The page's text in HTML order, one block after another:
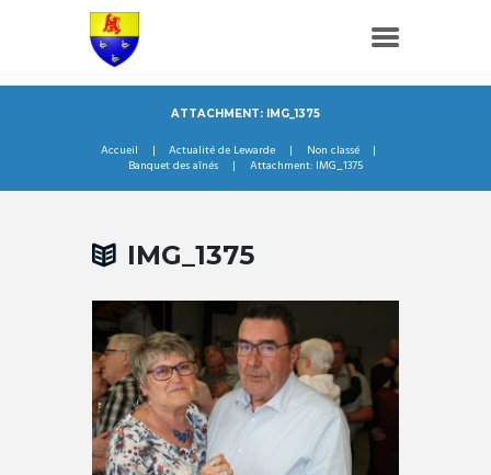
ATTACHMENT: IMG_1375
Accueil Actualité de Lewarde
Non classé
Banquet des aînés
Attachment: IMG_1375
IMG_1375